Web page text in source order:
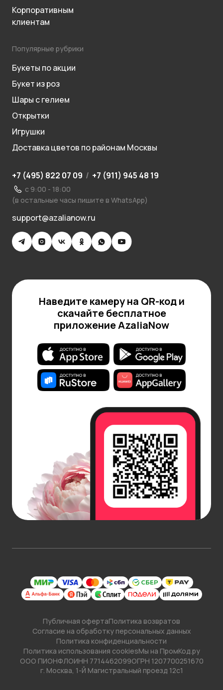
Корпоративным
клиентам
Популярные рубрики
Букеты по акции
Букет из роз
Шары с гелием
Открытки
Игрушки
Доставка цветов по районам Москвы
+7 (495) 822 07 09 / +7 (911) 945 48 19
с 9:00 - 18:00
(в остальные часы пишите в WhatsApp)
support@azalianow.ru
Наведите камеру на QR-код и
скачайте бесплатное
приложение AzaliaNow
Публичная офертаПолитика возвратов
Согласие на обработку персональных данных
Политика конфиденциальности
Политика использования cookiesМы на ПромКод.ру
ООО ПИОНФЛОИНН 7714462099ОГРН 1207700251670
г. Москва, 1-Й Магистральный проезд 12с1